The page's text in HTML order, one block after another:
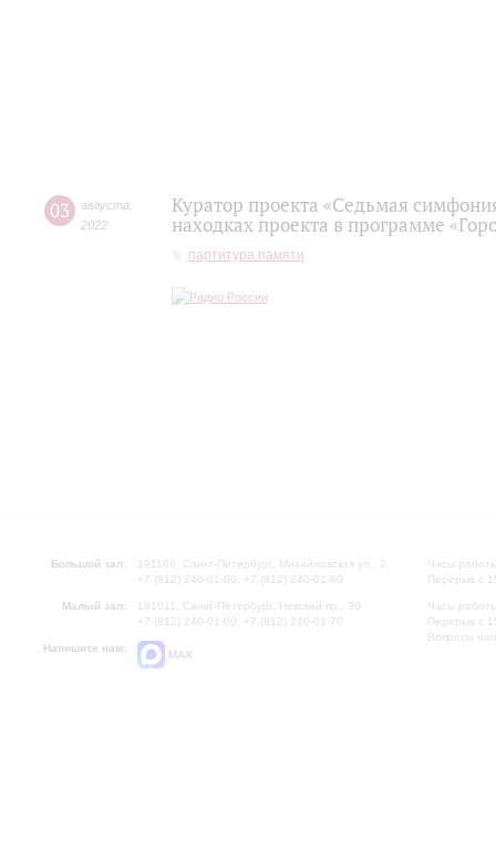
03 августа
2022
Куратор проекта «Седьмая
находках проекта в программе
партитура памяти
Большой зал:
191186, Санкт-Петербург, Михайловская ул., 2
+7 (812) 240-01-00, +7 (812) 240-01-80
Малый зал:
191011, Санкт-Петербург, Невский пр., 30
+7 (812) 240-01-00, +7 (812) 240-01-70
Напишите нам:
MAX
Часы
Перерыв с
Часы
Перерыв с
Вопросы